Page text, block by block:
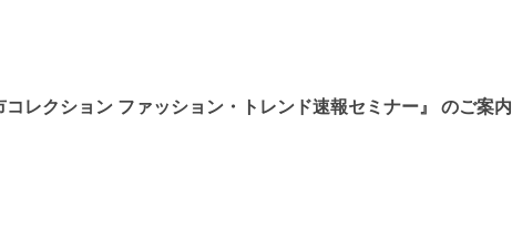
コレクション ファッション・トレンド速報セミナー』 のご案内